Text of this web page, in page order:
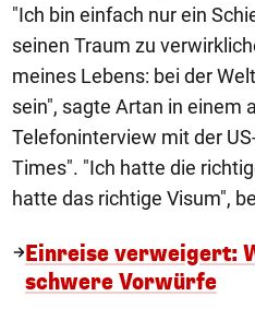
"Ich bin einfach nur ein
seinen Traum zu
meines Lebens: bei der
sein", sagte Artan in einem
Telefoninterview mit der
Times". "Ich hatte die
hatte das richtige Visum",
Einreise verweigert:
schwere Vorwürfe